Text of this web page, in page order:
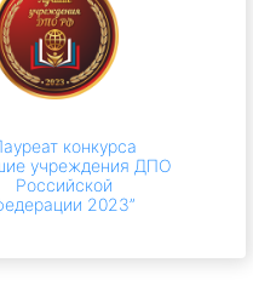
конкурса
учреждения ДПО
Российской
2023”